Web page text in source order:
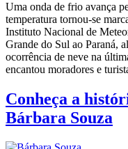
Uma onda de frio avança
temperatura tornou-se
Instituto Nacional de
Grande do Sul ao Paraná,
ocorrência de neve na
encantou moradores e
Conheça a
Bárbara Souza